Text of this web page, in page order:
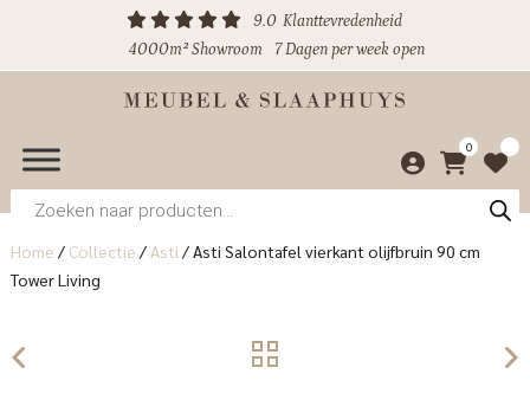
9.0 Klanttevredenheid
4000m² Showroom
7 Dagen per week open
0
Producten
zoeken
Home / Collectie / Asti /Asti Salontafel vierkant olijfbruin 90 cm
Tower Living